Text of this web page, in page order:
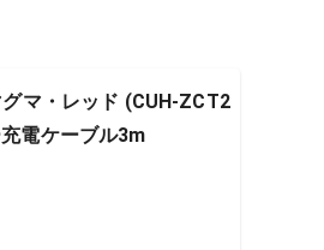
マ・レッド (CUH-ZCT2
電ケーブル3m